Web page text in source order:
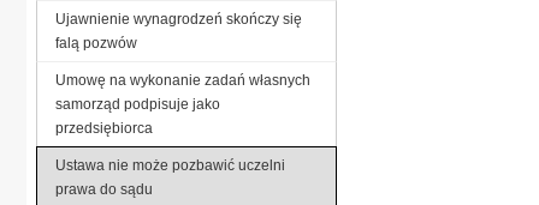
Ujawnienie wynagrodzeń skończy się
falą pozwów
Umowę na wykonanie zadań własnych
samorząd podpisuje jako
przedsiębiorca
Ustawa nie może pozbawić uczelni
prawa do sądu